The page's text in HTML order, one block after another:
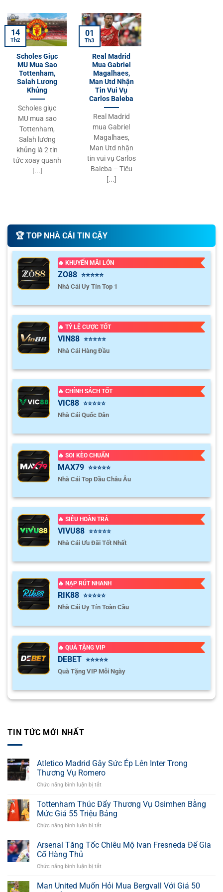
Scholes Giục
MU Mua Sao
Tottenham,
Salah Lương
Khủng
Scholes giục
MU mua sao
Tottenham,
Salah lương
khủng là 2 tin
tức xoay quanh
[...]
14
Th2
Real Madrid
Mua Gabriel
Magalhaes,
Man Utd Nhận
Tin Vui Vụ
Carlos Baleba
Real Madrid
mua Gabriel
Magalhaes,
Man Utd nhận
tin vui vụ Carlos
Baleba – Tiêu
[...]
01
Th3
🏆️ TOP NHÀ CÁI TIN CẬY
🔥 KHUYẾN MÃI LỚN
ZO88 ⭐⭐⭐⭐⭐
Nhà Cái Uy Tín Top 1
🔥 TỶ LỆ CƯỢC TỐT
VIN88 ⭐⭐⭐⭐⭐
Nhà Cái Hàng Đầu
🔥 CHÍNH SÁCH TỐT
VIC88 ⭐⭐⭐⭐⭐
Nhà Cái Quốc Dân
🔥 SOI KÈO CHUẨN
MAX79 ⭐⭐⭐⭐⭐
Nhà Cái Top Đầu Châu Âu
🔥 SIÊU HOÀN TRẢ
VIVU88 ⭐⭐⭐⭐⭐
Nhà Cái Ưu Đãi Tốt Nhất
🔥 NẠP RÚT NHANH
RIK88 ⭐⭐⭐⭐⭐
Nhà Cái Uy Tín Toàn Cầu
🔥 QUÀ TẶNG VIP
DEBET ⭐⭐⭐⭐⭐
Quà Tặng VIP Mỗi Ngày
TIN TỨC MỚI NHẤT
Atletico Madrid Gây Sức Ép Lên Inter Trong
Thương Vụ Romero
Chức năng bình luận bị tắt
Madrid
Gây
Sức
Inter
Tottenham Thúc Đẩy Thương Vụ Osimhen Bằng
Mức Giá 55 Triệu Bảng
Chức năng bình luận bị tắt
Thúc
Bằng
Arsenal Tăng Tốc Chiêu Mộ Ivan Fresneda Để Gia
Cố Hàng Thủ
Chức năng bình luận bị tắt
Tăng
Man United Muốn Hỏi Mua Bergvall Với Giá 50